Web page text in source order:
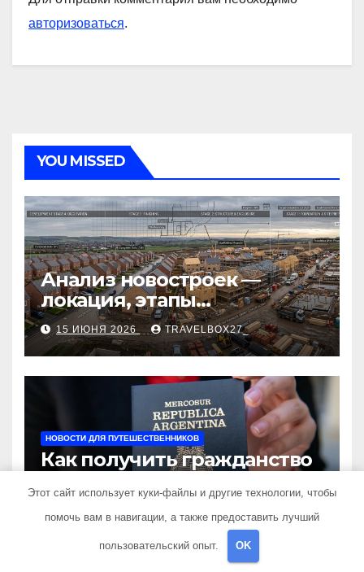
авторизоваться.
YOU MISSED
Анализ новостроек —
локация, этапы
строительства, проверка
застройщика, сценарии
оформления сделки и
рыночные ориентиры
15 ИЮНЯ 2026 TRAVELBOX27_
НОВОСТИ ДЛЯ ПУТЕШЕСТВЕННИКОВ
Как получить гражданство
руководство
Этот сайт использует куки-файлы и другие технологии, чтобы
помочь вам в навигации, а также предоставить лучший
пользовательский опыт. OK